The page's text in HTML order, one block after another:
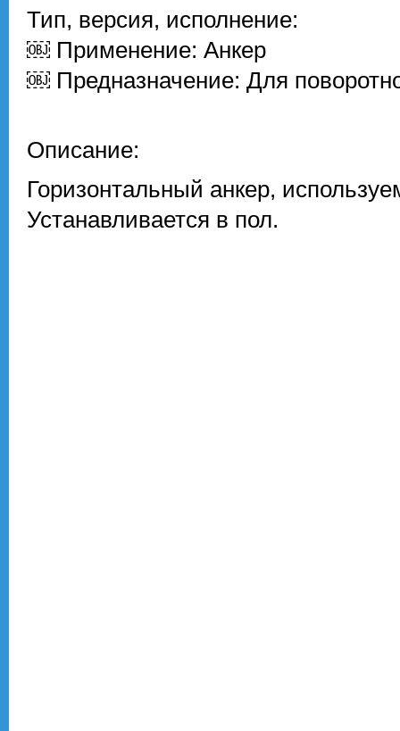
Тип, версия, исполнение:
￼ Применение: Анкер
￼ Предназначение: Для
Описание:
Горизонтальный анкер,
Устанавливается в пол.